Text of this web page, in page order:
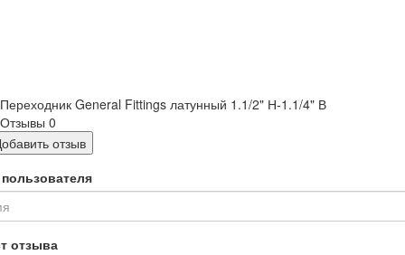
Переходник General Fittings латунный 1.1/2" Н-1.1/4" В
Отзывы 0
отзыв
отзыва